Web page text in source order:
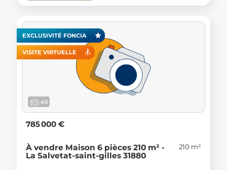
EXCLUSIVITÉ FONCIA
VISITE VIRTUELLE
x12
785 000 €
À vendre Maison 6 pièces 210 m² -
La Salvetat-saint-gilles 31880
210 m²